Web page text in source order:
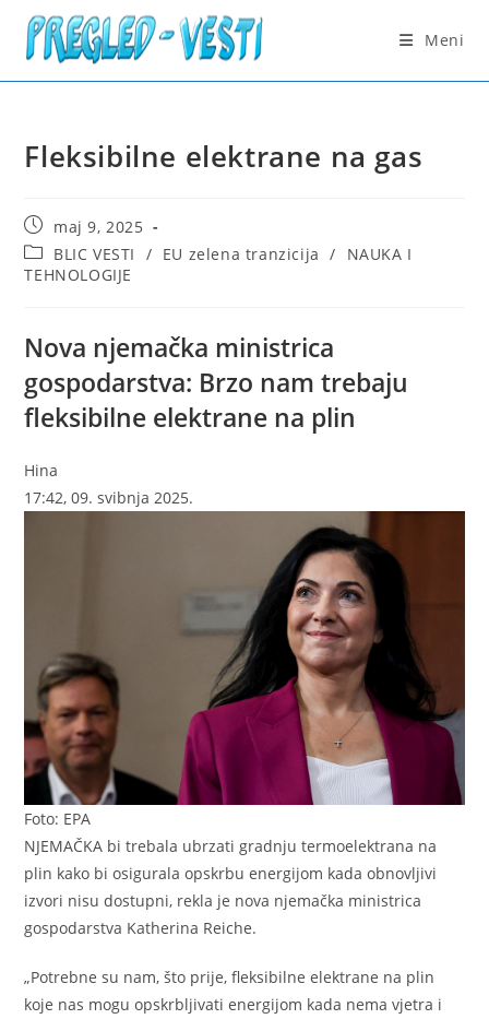
content
Meni
Fleksibilne elektrane na gas
Post
published:
maj 9, 2025
Post
category:
BLIC VESTI / EU zelena tranzicija /
NAUKA I
TEHNOLOGIJE
Nova njemačka ministrica
gospodarstva: Brzo nam trebaju
fleksibilne elektrane na plin
Hina
17:42, 09. svibnja 2025.
Foto: EPA
NJEMAČKA bi trebala ubrzati gradnju termoelektrana na
plin kako bi osigurala opskrbu energijom kada obnovljivi
izvori nisu dostupni, rekla je nova njemačka ministrica
gospodarstva Katherina Reiche.
„Potrebne su nam, što prije, fleksibilne elektrane na plin
koje nas mogu opskrbljivati energijom kada nema vjetra i